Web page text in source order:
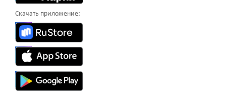
Скачать приложение: